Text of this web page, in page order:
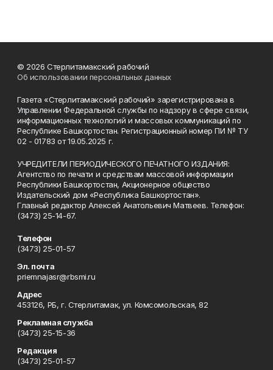
© 2026 Стерлитамакский рабочий
Об использовании персональных данных
Газета «Стерлитамакский рабочий» зарегистрирована в
Управлении Федеральной службы по надзору в сфере связи,
информационных технологий и массовых коммуникаций по
Республике Башкортостан. Регистрационный номер ПИ № ТУ
02 - 01783 от 19.05.2025 г.
УЧРЕДИТЕЛИ ПЕРИОДИЧЕСКОГО ПЕЧАТНОГО ИЗДАНИЯ:
Агентство по печати и средствам массовой информации
Республики Башкортостан, Акционерное общество
Издательский дом «Республика Башкортостан».
Главный редактор Алексей Анатольевич Матвеев. Телефон:
(3473) 25-14-67.
Телефон
(3473) 25-01-57
Эл. почта
priemnajasr@rbsmi.ru
Адрес
453126, РБ, г. Стерлитамак, ул. Комсомольская, 82
Рекламная служба
(3473) 25-15-36
Редакция
(3473) 25-01-57